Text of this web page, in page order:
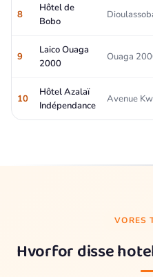
8
Hôtel de
Bobo
9
Laico Ouaga
2000
Ouaga
10
Hôtel Azalaï
Indépendance
Avenue
VORES
Hvorfor disse